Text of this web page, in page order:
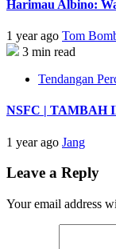
Harimau Albino:
1 year ago Tom
3 min read
Tendangan
NSFC | TAMBAH
1 year ago Jang
Leave a Reply
Your email address